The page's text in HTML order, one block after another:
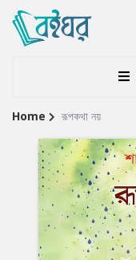
Site
Breadcrumb
Home রূপকথা নয়